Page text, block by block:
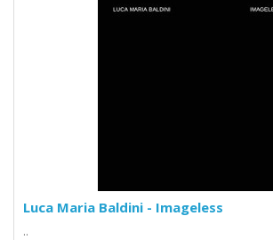
Luca Maria Baldini - Imageless
..